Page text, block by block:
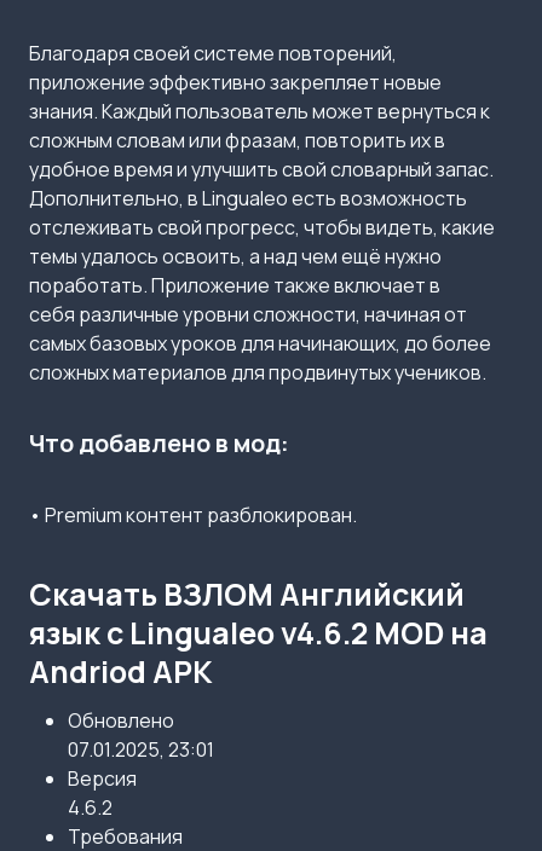
Благодаря своей системе повторений,
приложение эффективно закрепляет новые
знания. Каждый пользователь может вернуться к
сложным словам или фразам, повторить их в
удобное время и улучшить свой словарный запас.
Дополнительно, в Lingualeo есть возможность
отслеживать свой прогресс, чтобы видеть, какие
темы удалось освоить, а над чем ещё нужно
поработать. Приложение также включает в
себя различные уровни сложности, начиная от
самых базовых уроков для начинающих, до более
сложных материалов для продвинутых учеников.
Что добавлено в мод:
• Premium контент разблокирован.
Скачать ВЗЛОМ Английский
язык с Lingualeo v4.6.2 MOD на
Andriod APK
Обновлено
07.01.2025, 23:01
Версия
4.6.2
Требования